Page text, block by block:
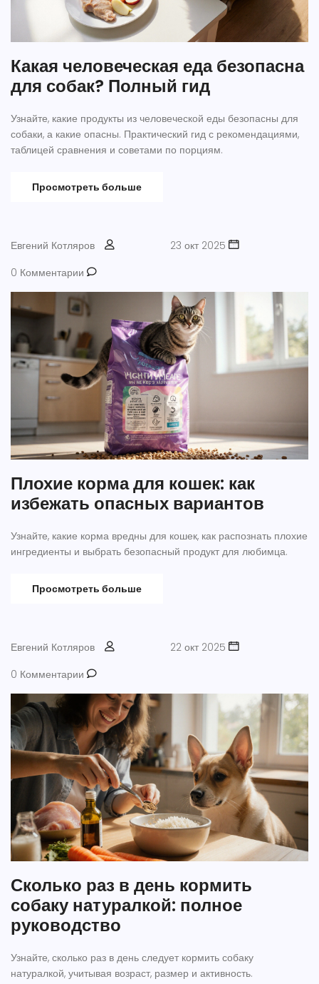
Какая человеческая еда безопасна
для собак? Полный гид
Узнайте, какие продукты из человеческой еды безопасны для
собаки, а какие опасны. Практический гид с рекомендациями,
таблицей сравнения и советами по порциям.
Просмотреть больше
Евгений Котляров
23 окт 2025
0 Комментарии
Плохие корма для кошек: как
избежать опасных вариантов
Узнайте, какие корма вредны для кошек, как распознать плохие
ингредиенты и выбрать безопасный продукт для любимца.
Просмотреть больше
Евгений Котляров
22 окт 2025
0 Комментарии
Сколько раз в день кормить
собаку натуралкой: полное
руководство
Узнайте, сколько раз в день следует кормить собаку
натуралкой, учитывая возраст, размер и активность.